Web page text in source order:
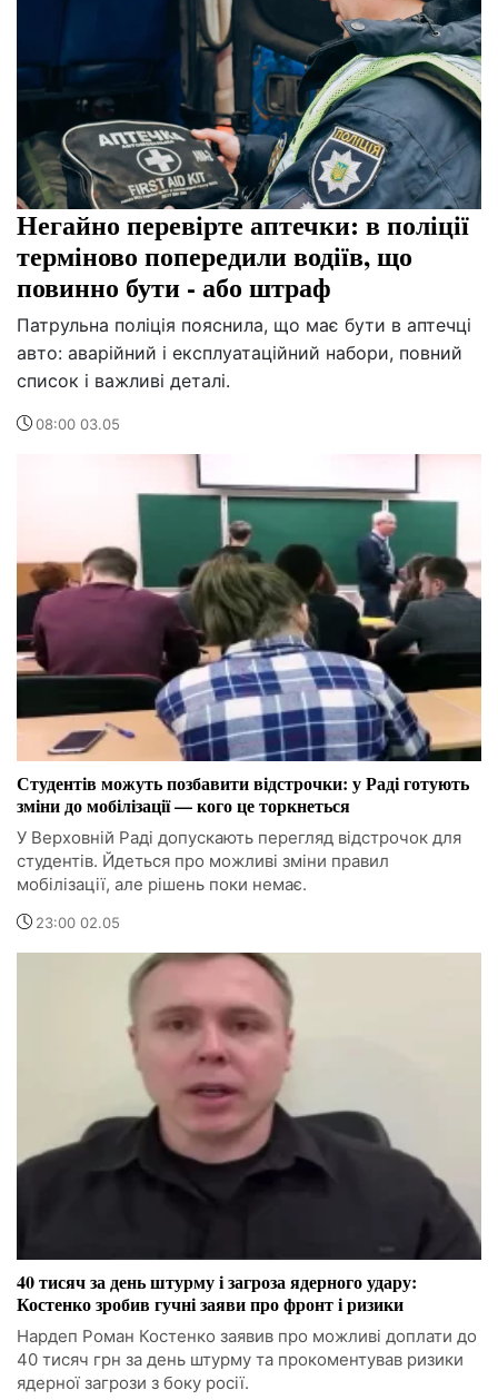
Негайно перевірте аптечки: в поліції
терміново попередили водіїв, що
повинно бути - або штраф
Патрульна поліція пояснила, що має бути в аптечці
авто: аварійний і експлуатаційний набори, повний
список і важливі деталі.
08:00 03.05
Студентів можуть позбавити відстрочки: у Раді готують
зміни до мобілізації — кого це торкнеться
У Верховній Раді допускають перегляд відстрочок для
студентів. Йдеться про можливі зміни правил
мобілізації, але рішень поки немає.
23:00 02.05
40 тисяч за день штурму і загроза ядерного удару:
Костенко зробив гучні заяви про фронт і ризики
Нардеп Роман Костенко заявив про можливі доплати до
40 тисяч грн за день штурму та прокоментував ризики
ядерної загрози з боку росії.